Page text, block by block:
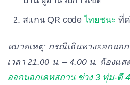
สแกน QR codeไทยชนะ ที่
หมายเหตุ: กรณีเดินทางออกนอ
เวลา 21.00 น. – 4.00 น. ต้องแส
ออกนอกเคหสถาน ช่วง 3 ทุ่ม-ตี 4